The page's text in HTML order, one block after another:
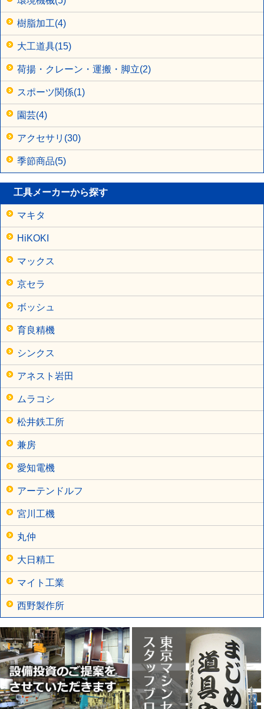
樹脂加工(4)
大工道具(15)
荷揚・クレーン・運搬・脚立(2)
スポーツ関係(1)
園芸(4)
アクセサリ(30)
季節商品(5)
工具メーカーから探す
マキタ
HiKOKI
マックス
京セラ
ボッシュ
育良精機
シンクス
アネスト岩田
ムラコシ
松井鉄工所
兼房
愛知電機
アーテンドルフ
宮川工機
丸仲
大日精工
マイト工業
西野製作所